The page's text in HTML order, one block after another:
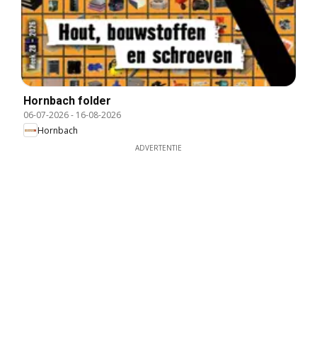
Hornbach folder
06-07-2026- 16-08-2026
Hornbach
ADVERTENTIE